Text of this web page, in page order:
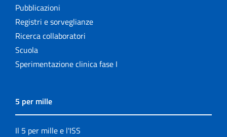
Pubblicazioni
Registri e sorveglianze
Ricerca collaboratori
Scuola
Sperimentazione clinica fase I
5 per mille
Il 5 per mille e l'ISS